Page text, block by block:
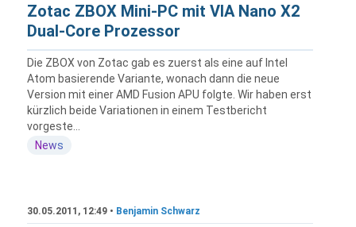
Zotac ZBOX Mini-PC mit VIA Nano X2
Dual-Core Prozessor
Die ZBOX von Zotac gab es zuerst als eine auf Intel
Atom basierende Variante, wonach dann die neue
Version mit einer AMD Fusion APU folgte. Wir haben erst
kürzlich beide Variationen in einem Testbericht
vorgeste...
News
30.05.2011, 12:49 • Benjamin Schwarz